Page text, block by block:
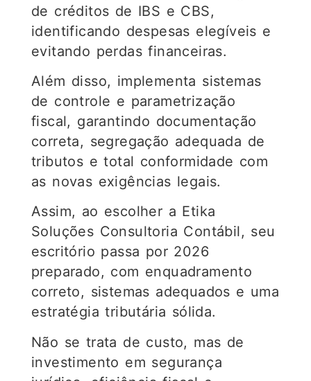
de créditos de IBS e CBS,
identificando despesas elegíveis e
evitando perdas financeiras.
Além disso, implementa sistemas
de controle e parametrização
fiscal, garantindo documentação
correta, segregação adequada de
tributos e total conformidade com
as novas exigências legais.
Assim, ao escolher a Etika
Soluções Consultoria Contábil, seu
escritório passa por 2026
preparado, com enquadramento
correto, sistemas adequados e uma
estratégia tributária sólida.
Não se trata de custo, mas de
investimento em segurança